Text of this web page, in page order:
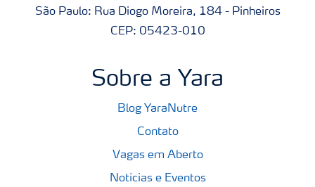
São Paulo: Rua Diogo Moreira, 184 - Pinheiros
CEP: 05423-010
Sobre a Yara
Blog YaraNutre
Contato
Vagas em Aberto
Notícias e Eventos